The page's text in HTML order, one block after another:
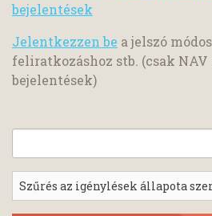
bejelentések
Jelentkezzen be a jelszó
feliratkozáshoz stb. (csak NAV
bejelentések)